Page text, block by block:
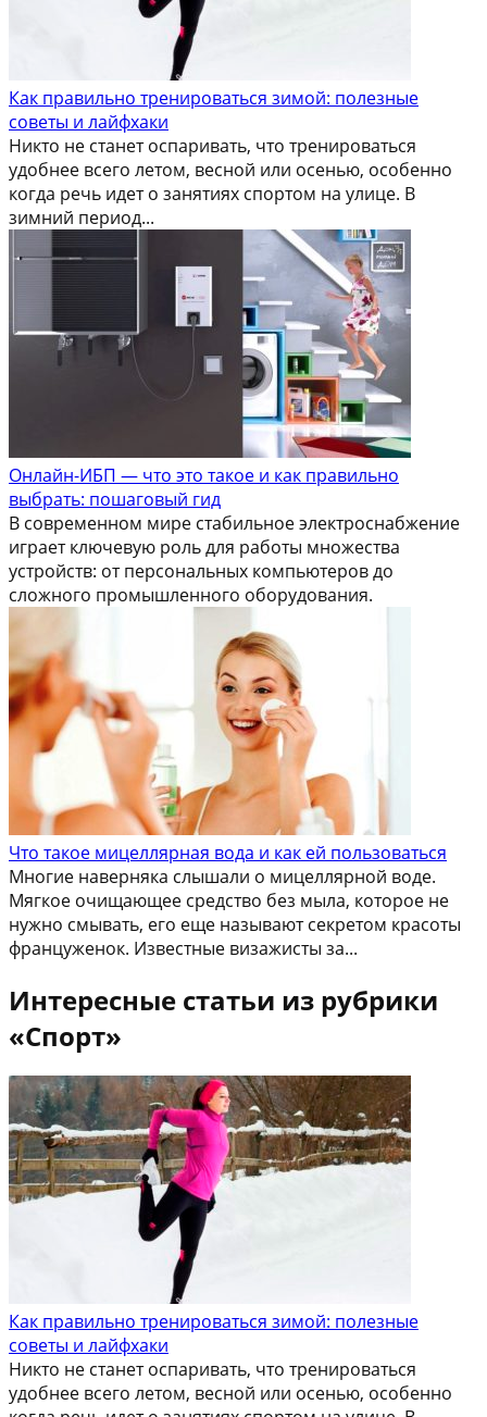
Как правильно тренироваться зимой: полезные
советы и лайфхаки
Никто не станет оспаривать, что тренироваться
удобнее всего летом, весной или осенью, особенно
когда речь идет о занятиях спортом на улице. В
зимний период...
Онлайн-ИБП — что это такое и как правильно
выбрать: пошаговый гид
В современном мире стабильное электроснабжение
играет ключевую роль для работы множества
устройств: от персональных компьютеров до
сложного промышленного оборудования.
Что такое мицеллярная вода и как ей пользоваться
Многие наверняка слышали о мицеллярной воде.
Мягкое очищающее средство без мыла, которое не
нужно смывать, его еще называют секретом красоты
француженок. Известные визажисты за...
Интересные статьи из рубрики
«Спорт»
Как правильно тренироваться зимой: полезные
советы и лайфхаки
Никто не станет оспаривать, что тренироваться
удобнее всего летом, весной или осенью, особенно